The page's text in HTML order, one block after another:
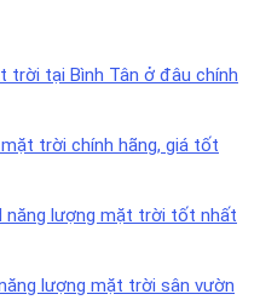
trời tại Bình Tân ở đâu chính
trời chính hãng, giá tốt
năng lượng mặt trời tốt nhất
lượng mặt trời sân vườn